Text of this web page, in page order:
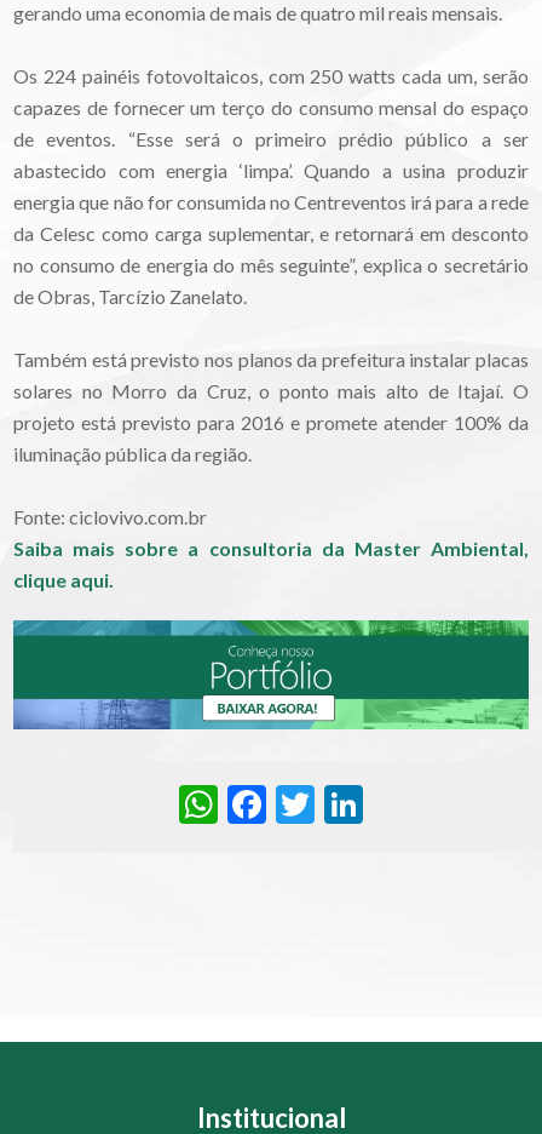
gerando uma economia de mais de quatro mil reais mensais.
Os 224 painéis fotovoltaicos, com 250 watts cada um, serão
capazes de fornecer um terço do consumo mensal do espaço
de eventos. “Esse será o primeiro prédio público a ser
abastecido com energia ‘limpa’. Quando a usina produzir
energia que não for consumida no Centreventos irá para a rede
da Celesc como carga suplementar, e retornará em desconto
no consumo de energia do mês seguinte”, explica o secretário
de Obras, Tarcízio Zanelato.
Também está previsto nos planos da prefeitura instalar placas
solares no Morro da Cruz, o ponto mais alto de Itajaí. O
projeto está previsto para 2016 e promete atender 100% da
iluminação pública da região.
Fonte: ciclovivo.com.br
Saiba mais sobre a consultoria da Master Ambiental,
clique aqui.
WhatsApp
Facebook
Twitter
Institucional